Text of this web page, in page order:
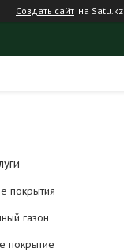
Создать сайт на Satu.kz
покрытия
газон
покрытие